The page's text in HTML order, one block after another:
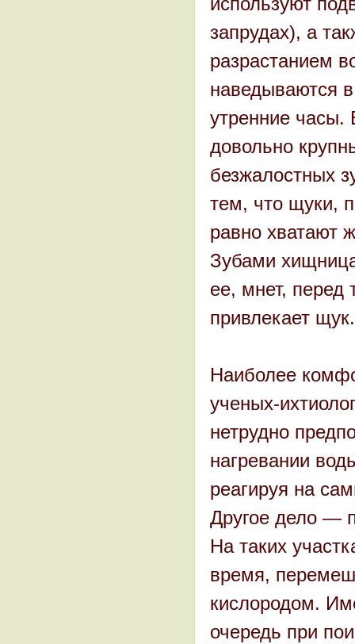
запрудах), а
разрастанием
наведываются
утренние часы.
довольно
безжалостных
тем, что щуки,
равно хватают
Зубами
ее, мнет, перед
привлекает щук.
Наиболее
ученых-
нетрудно
нагревании
реагируя на
Другое дело —
На таких
время,
кислородом.
очередь при